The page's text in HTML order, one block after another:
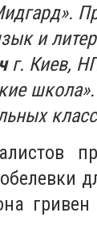
и
г. Киев,